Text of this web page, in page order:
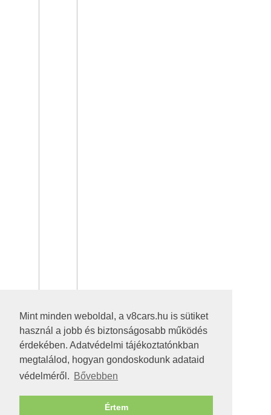
Mint minden weboldal, a v8cars.hu is sütiket
használ a jobb és biztonságosabb működés
érdekében. Adatvédelmi tájékoztatónkban
megtalálod, hogyan gondoskodunk adataid
védelméről. Bővebben
Értem